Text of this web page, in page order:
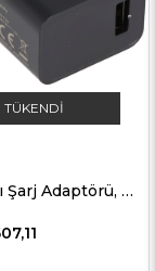
TÜKENDI
Ultra Hızlı Şarj Adaptörü, USB güç kaynağı QC3.0 5V 3A, 9V 2A ve 12V 1.5A DBS15Q Hızlı Şarj 18W